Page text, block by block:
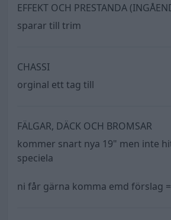
EFFEKT OCH PRESTANDA
sparar till trim
CHASSI
orginal ett tag till
FÄLGAR, DÄCK OCH BROMSAR
kommer snart nya 19" men inte
speciela
ni får gärna komma emd förslag